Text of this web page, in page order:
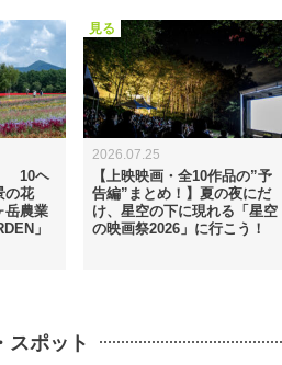
10ヘ
の花
岳農業
」
2026.07.25
【上映映画・全10作品の”予
告編”まとめ！】夏の夜にだ
け、星空の下に現れる「星空
の映画祭2026」に行こう！
見る
スポット